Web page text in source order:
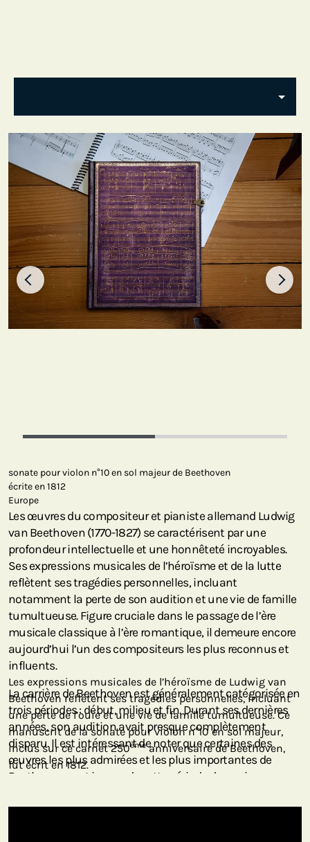
sonate pour violon n°10 en sol majeur de Beethoven
écrite en 1812
Europe
Les œuvres du compositeur et pianiste allemand Ludwig
van Beethoven (1770-1827) se caractérisent par une
profondeur intellectuelle et une honnêteté incroyables.
Ses expressions musicales de l’héroïsme et de la lutte
reflètent ses tragédies personnelles, incluant
notamment la perte de son audition et une vie de famille
tumultueuse. Figure cruciale dans le passage de l’ère
musicale classique à l’ère romantique, il demeure encore
aujourd’hui l’un des compositeurs les plus reconnus et
influents.
La carrière de Beethoven est généralement catégorisée en
trois périodes : début, milieu et fin. Durant ses dernières
années, son audition avait presque complètement
disparu. Il est intéressant de noter que certaines des
œuvres les plus admirées et les plus importantes de
Beethoven sont issues de cette période de sa vie.
Ce manuscrit de la sonate pour violon n°10 en sol majeur
Les expressions musicales de l’héroïsme de Ludwig van
Beethoven reflètent ses tragédies personnelles, incluant
une perte de l’ouïe et une vie de famille tumultueuse. Ce
manuscrit de la sonate pour violon n°10 en sol majeur,
inclus sur ce carnet 250èmeanniversaire de Beethoven,
fut écrit en 1812.